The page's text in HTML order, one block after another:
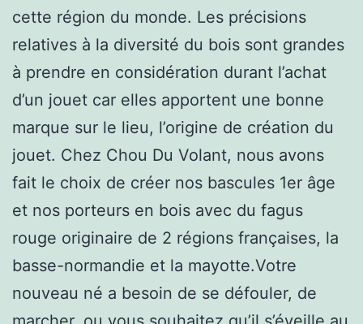
cette région du monde. Les précisions
relatives à la diversité du bois sont grandes
à prendre en considération durant l’achat
d’un jouet car elles apportent une bonne
marque sur le lieu, l’origine de création du
jouet. Chez Chou Du Volant, nous avons
fait le choix de créer nos bascules 1er âge
et nos porteurs en bois avec du fagus
rouge originaire de 2 régions françaises, la
basse-normandie et la mayotte.Votre
nouveau né a besoin de se défouler, de